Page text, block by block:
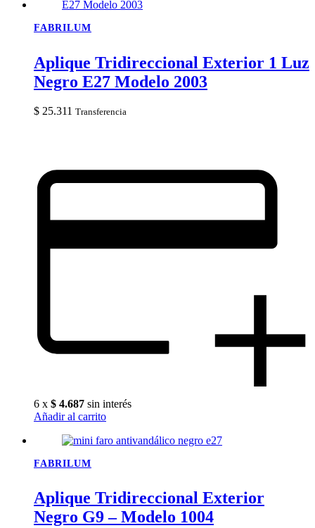
FABRILUM
Aplique Tridireccional Exterior 1 Luz
Negro E27 Modelo 2003
$ 25.311 Transferencia
6 x $ 4.687 sin interés
Añadir al carrito
FABRILUM
Aplique Tridireccional Exterior
Negro G9 – Modelo 1004